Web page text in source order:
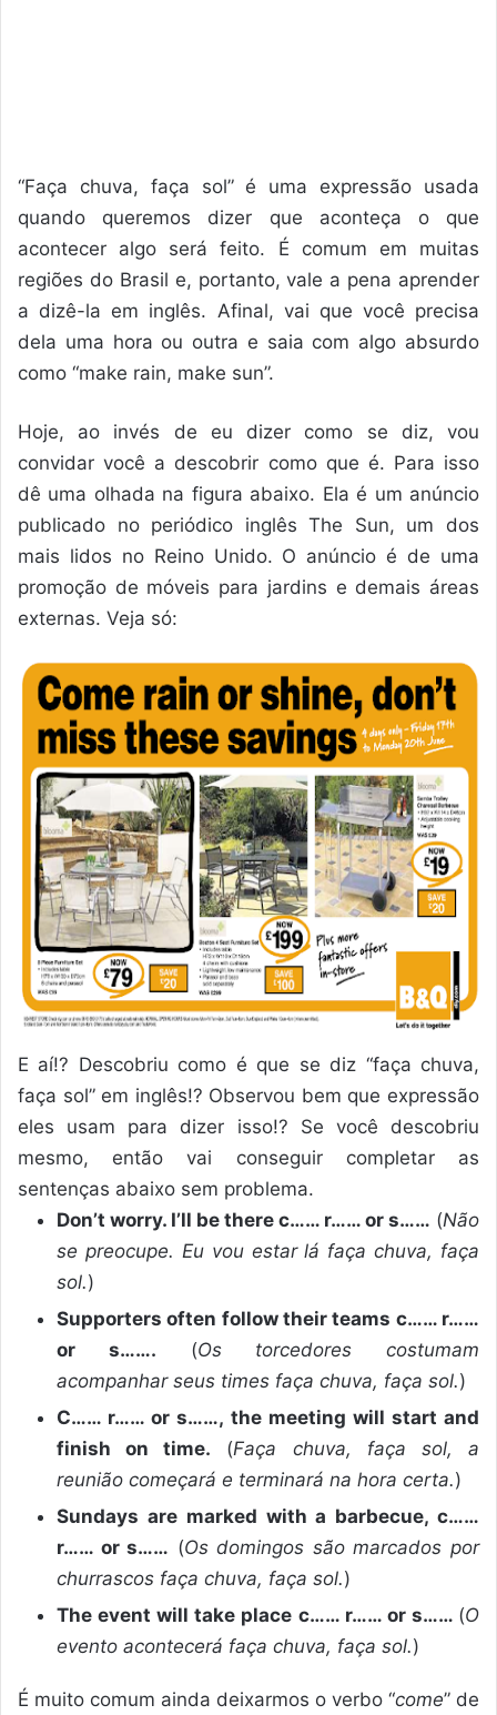
“Faça chuva, faça sol” é uma expressão usada
quando queremos dizer que aconteça o que
acontecer algo será feito. É comum em muitas
regiões do Brasil e, portanto, vale a pena aprender
a dizê-la em inglês. Afinal, vai que você precisa
dela uma hora ou outra e saia com algo absurdo
como “make rain, make sun”.
Hoje, ao invés de eu dizer como se diz, vou
convidar você a descobrir como que é. Para isso
dê uma olhada na figura abaixo. Ela é um anúncio
publicado no periódico inglês The Sun, um dos
mais lidos no Reino Unido. O anúncio é de uma
promoção de móveis para jardins e demais áreas
externas. Veja só:
E aí!? Descobriu como é que se diz “faça chuva,
faça sol” em inglês!? Observou bem que expressão
eles usam para dizer isso!? Se você descobriu
mesmo, então vai conseguir completar as
sentenças abaixo sem problema.
Don’t worry. I’ll be there c…… r…… or s…… (Não
se preocupe. Eu vou estar lá faça chuva, faça
sol.)
Supporters often follow their teams c…… r……
or s……. (Os torcedores costumam
acompanhar seus times faça chuva, faça sol.)
C…… r…… or s……, the meeting will start and
finish on time. (Faça chuva, faça sol, a
reunião começará e terminará na hora certa.)
Sundays are marked with a barbecue, c……
r…… or s…… (Os domingos são marcados por
churrascos faça chuva, faça sol.)
The event will take place c…… r…… or s…… (O
evento acontecerá faça chuva, faça sol.)
É muito comum ainda deixarmos o verbo “come” de